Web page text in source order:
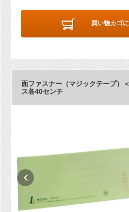
買い物カゴ
面ファスナー（マジックテープ）
ス各40センチ